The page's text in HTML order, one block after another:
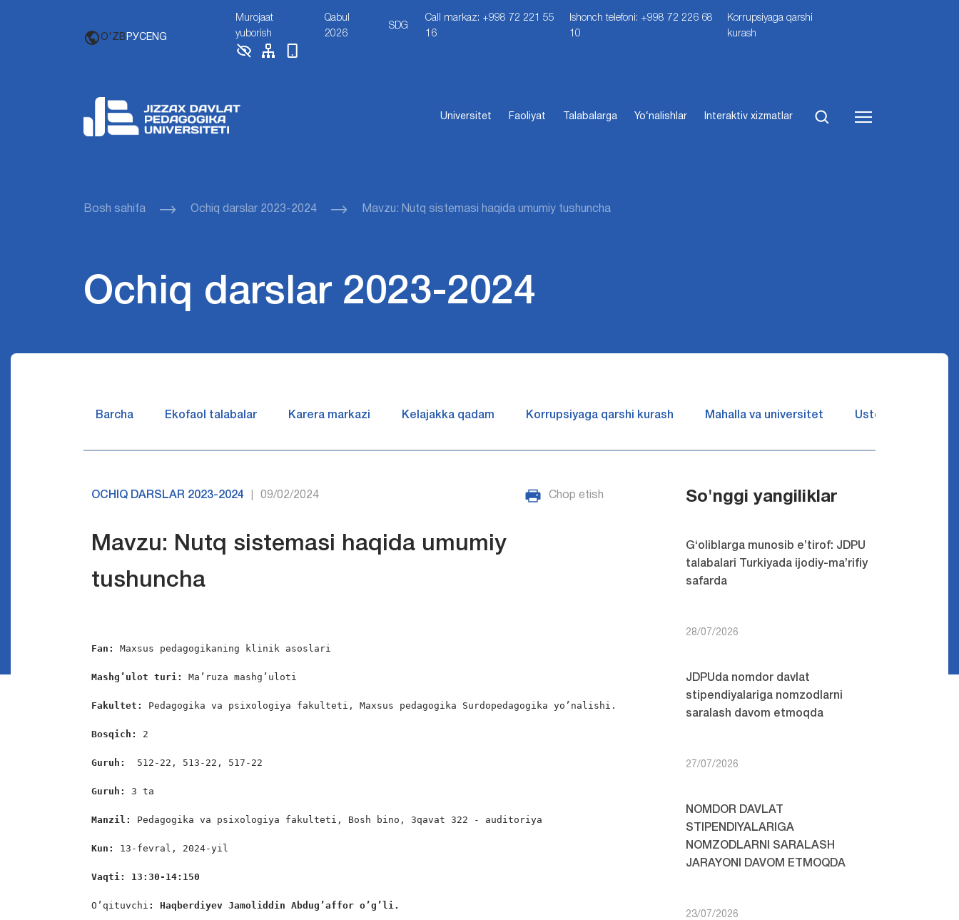
O'ZB РУСENG
Murojaat
yuborish
Qabul
2026
SDG
Call markaz: +998 72 221 55
16
Ishonch telefoni: +998 72 226 68
10
Korrupsiyaga qarshi
kurash
Universitet Faoliyat Talabalarga Yo‘nalishlar Interaktiv xizmatlar
Bosh sahifa Ochiq darslar 2023-2024 Mavzu: Nutq sistemasi haqida umumiy tushuncha
Ochiq darslar 2023-2024
Barcha Ekofaol talabalar Karera markazi Kelajakka qadam Korrupsiyaga qarshi kurash Mahalla va universitet Ustozlar suhbatin
OCHIQ DARSLAR 2023-2024 09/02/2024 Chop etish
Mavzu: Nutq sistemasi haqida umumiy
tushuncha
Fan: Maxsus pedagogikaning klinik asoslari
Mashg’ulot turi: Ma’ruza mashg’uloti
Fakultet: Pedagogika va psixologiya fakulteti, Maxsus pedagogika Surdopedagogika yo’nalishi.
Bosqich: 2
Guruh: 512-22, 513-22, 517-22
Guruh: 3 ta
Manzil: Pedagogika va psixologiya fakulteti, Bosh bino, 3qavat 322 - auditoriya
Kun: 13-fevral, 2024-yil
Vaqti: 13:30-14:150
O’qituvchi : Haqberdiyev Jamoliddin Abdug’affor o’g’li.
So'nggi yangiliklar
G‘oliblarga munosib e’tirof: JDPU
talabalari Turkiyada ijodiy-ma’rifiy
safarda
28/07/2026
JDPUda nomdor davlat
stipendiyalariga nomzodlarni
saralash davom etmoqda
27/07/2026
NOMDOR DAVLAT
STIPENDIYALARIGA
NOMZODLARNI SARALASH
JARAYONI DAVOM ETMOQDA
23/07/2026